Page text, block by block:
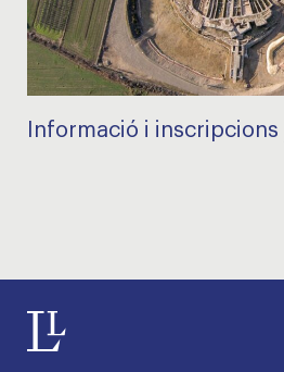
Informació i inscripcions